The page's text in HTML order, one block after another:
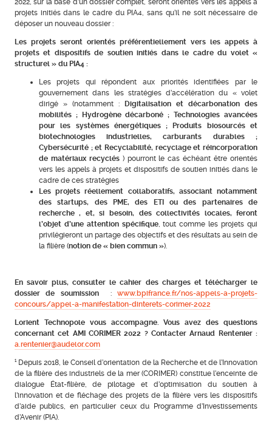
2022, sur la base d’un dossier complet, seront orientés vers les appels à
projets initiés dans le cadre du PIA4, sans qu’il ne soit nécessaire de
déposer un nouveau dossier :
Les projets seront orientés préférentiellement vers les appels à
projets et dispositifs de soutien initiés dans le cadre du volet «
structurel » du PIA4 :
Les projets qui répondent aux priorités identifiées par le
gouvernement dans les stratégies d’accélération du « volet
dirigé » (notamment :
Digitalisation et décarbonation des
mobilités ; Hydrogène décarboné ; Technologies avancées
pour les systèmes énergétiques ; Produits biosourcés et
biotechnologies industrielles, carburants durables ;
Cybersécurité ; et Recyclabilité, recyclage et réincorporation
de matériaux recyclés) pourront le cas échéant être orientés
vers les appels à projets et dispositifs de soutien initiés dans le
cadre de ces stratégies
Les projets réellement collaboratifs, associant notamment
des startups, des PME, des ETI ou des partenaires de
recherche , et, si besoin, des collectivités locales, feront
l’objet d’une attention spécifique, tout comme les projets qui
privilégieront un partage des objectifs et des résultats au sein de
la filière (notion de « bien commun »).
En savoir plus, consulter le cahier des charges et télécharger le
dossier de soumission:www.bpifrance.fr/nos-appels-a-projets-
concours/appel-a-manifestation-dinterets-corimer-2022
Lorient Technopole vous accompagne. Vous avez des questions
concernant cet AMI CORIMER 2022 ? Contacter Arnaud Rentenier :
a.rentenier@audelor.com
¹ Depuis 2018, le Conseil d’orientation de la Recherche et de l’Innovation
de la filière des industriels de la mer (CORIMER) constitue l’enceinte de
dialogue État-filière, de pilotage et d’optimisation du soutien à
l’innovation et de fléchage des projets de la filière vers les dispositifs
d’aide publics, en particulier ceux du Programme d’Investissements
d’Avenir (PIA).